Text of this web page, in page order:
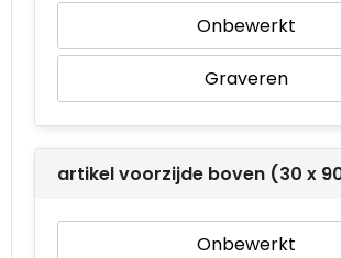
Onbewerkt
Graveren
artikel voorzijde boven (30 x
Onbewerkt